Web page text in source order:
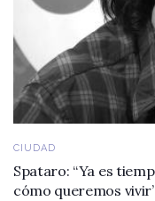
CIUDAD
Spataro: “Ya es
cómo queremos